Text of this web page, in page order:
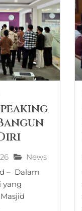
News
– Dalam
yang